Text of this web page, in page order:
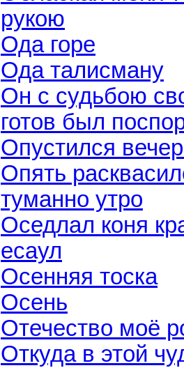
рукою
Ода горе
Ода талисману
Он с судьбою
готов был
Опустился
Опять
туманно утро
Оседлал коня
есаул
Осенняя тоска
Осень
Отечество моё
Откуда в этой